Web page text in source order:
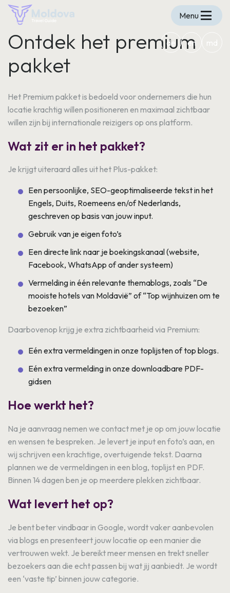
Menu
de en md
Ontdek het premium
pakket
Het Premium pakket is bedoeld voor ondernemers die hun
locatie krachtig willen positioneren en maximaal zichtbaar
willen zijn bij internationale reizigers op ons platform.
Wat zit er in het pakket?
Je krijgt uiteraard alles uit het Plus-pakket:
Een persoonlijke, SEO-geoptimaliseerde tekst in het
Engels, Duits, Roemeens en/of Nederlands,
geschreven op basis van jouw input.
Gebruik van je eigen foto’s
Een directe link naar je boekingskanaal (website,
Facebook, WhatsApp of ander systeem)
Vermelding in één relevante themablogs, zoals “De
mooiste hotels van Moldavië” of “Top wijnhuizen om te
bezoeken”
Daarbovenop krijg je extra zichtbaarheid via Premium:
Eén extra vermeldingen in onze toplijsten of top blogs.
Eén extra vermelding in onze downloadbare PDF-
gidsen
Hoe werkt het?
Na je aanvraag nemen we contact met je op om jouw locatie
en wensen te bespreken. Je levert je input en foto’s aan, en
wij schrijven een krachtige, overtuigende tekst. Daarna
plannen we de vermeldingen in een blog, toplijst en PDF.
Binnen 14 dagen ben je op meerdere plekken zichtbaar.
Wat levert het op?
Je bent beter vindbaar in Google, wordt vaker aanbevolen
via blogs en presenteert jouw locatie op een manier die
vertrouwen wekt. Je bereikt meer mensen en trekt sneller
bezoekers aan die echt passen bij wat jij aanbiedt. Je wordt
een ‘vaste tip’ binnen jouw categorie.